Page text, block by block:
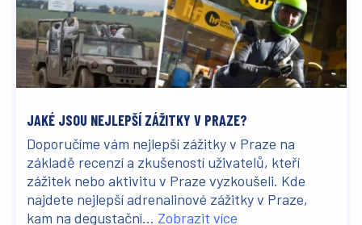
JAKÉ JSOU NEJLEPŠÍ ZÁŽITKY V PRAZE?
Doporučíme vám nejlepší zážitky v Praze na
základě recenzí a zkušeností uživatelů, kteří
zážitek nebo aktivitu v Praze vyzkoušeli. Kde
najdete nejlepší adrenalinové zážitky v Praze,
kam na degustační... Zobrazit více